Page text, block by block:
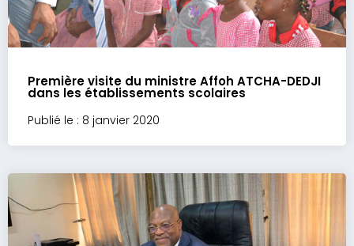
Première visite du ministre Affoh ATCHA-DEDJI
dans les établissements scolaires
Publié le : 8 janvier 2020